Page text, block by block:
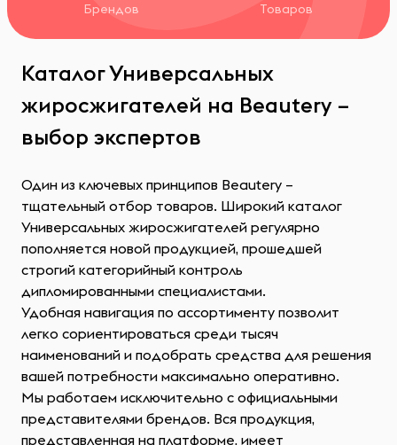
Брендов Товаров
Каталог Универсальных
жиросжигателей на Beautery –
выбор экспертов
Один из ключевых принципов Beautery –
тщательный отбор товаров. Широкий каталог
Универсальных жиросжигателей регулярно
пополняется новой продукцией, прошедшей
строгий категорийный контроль
дипломированными специалистами.
Удобная навигация по ассортименту позволит
легко сориентироваться среди тысяч
наименований и подобрать средства для решения
вашей потребности максимально оперативно.
Мы работаем исключительно с официальными
представителями брендов. Вся продукция,
представленная на платформе, имеет